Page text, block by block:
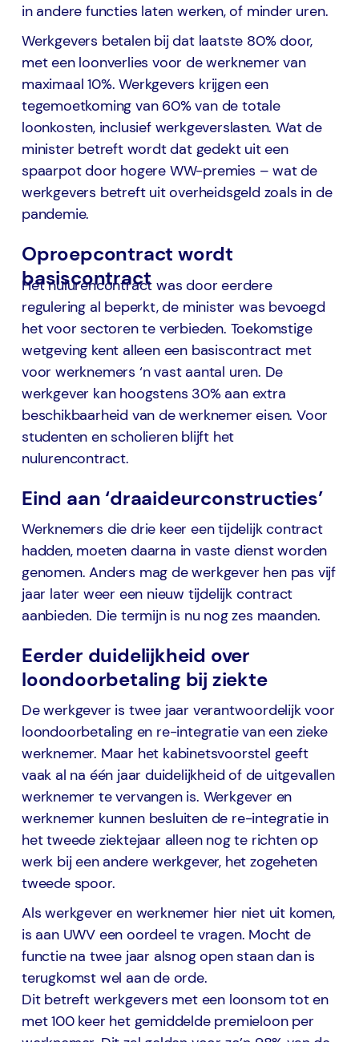
in andere functies laten werken, of minder uren.
Werkgevers betalen bij dat laatste 80% door,
met een loonverlies voor de werknemer van
maximaal 10%. Werkgevers krijgen een
tegemoetkoming van 60% van de totale
loonkosten, inclusief werkgeverslasten. Wat de
minister betreft wordt dat gedekt uit een
spaarpot door hogere WW-premies – wat de
werkgevers betreft uit overheidsgeld zoals in de
pandemie.
Oproepcontract wordt
basiscontract
Het nulurencontract was door eerdere
regulering al beperkt, de minister was bevoegd
het voor sectoren te verbieden. Toekomstige
wetgeving kent alleen een basiscontract met
voor werknemers ‘n vast aantal uren. De
werkgever kan hoogstens 30% aan extra
beschikbaarheid van de werknemer eisen. Voor
studenten en scholieren blijft het
nulurencontract.
Eind aan ‘draaideurconstructies’
Werknemers die drie keer een tijdelijk contract
hadden, moeten daarna in vaste dienst worden
genomen. Anders mag de werkgever hen pas vijf
jaar later weer een nieuw tijdelijk contract
aanbieden. Die termijn is nu nog zes maanden.
Eerder duidelijkheid over
loondoorbetaling bij ziekte
De werkgever is twee jaar verantwoordelijk voor
loondoorbetaling en re-integratie van een zieke
werknemer. Maar het kabinetsvoorstel geeft
vaak al na één jaar duidelijkheid of de uitgevallen
werknemer te vervangen is. Werkgever en
werknemer kunnen besluiten de re-integratie in
het tweede ziektejaar alleen nog te richten op
werk bij een andere werkgever, het zogeheten
tweede spoor.
Als werkgever en werknemer hier niet uit komen,
is aan UWV een oordeel te vragen. Mocht de
functie na twee jaar alsnog open staan dan is
terugkomst wel aan de orde.
Dit betreft werkgevers met een loonsom tot en
met 100 keer het gemiddelde premieloon per